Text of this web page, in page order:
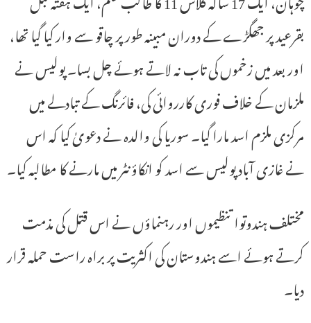
بقرعید پر جھگڑے کے دوران مبینہ طور پر چاقو سے وار کیا گیا تھا،
اور بعد میں زخموں کی تاب نہ لاتے ہوئے چل بسا۔ پولیس نے
ملزمان کے خلاف فوری کارروائی کی، فائرنگ کے تبادلے میں
مرکزی ملزم اسد مارا گیا۔ سوریا کی والدہ نے دعویٰ کیا کہ اس
نے غازی آباد پولیس سے اسد کو انکاؤنٹر میں مارنے کا مطالبہ کیا۔
مختلف ہندوتوا تنظیموں اور رہنماؤں نے اس قتل کی مذمت
کرتے ہوئے اسے ہندوستان کی اکثریت پر براہ راست حملہ قرار
دیا۔